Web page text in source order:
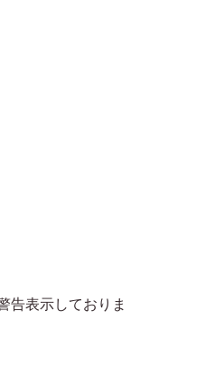
告表示しておりま